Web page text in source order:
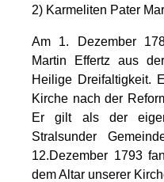
2) Karmeliten Pater
Am 1. Dezember
Martin Effertz aus
Heilige Dreifaltigkeit.
Kirche nach der
Er gilt als der
Stralsunder
12.Dezember 1793
dem Altar unserer